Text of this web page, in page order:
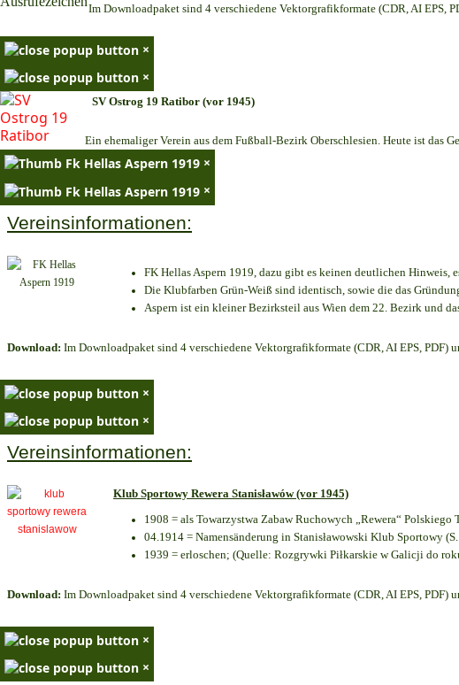
Im Downloadpaket sind 4 verschiedene Vektorgrafikformate (CDR, AI EPS,
×
×
SV Ostrog 19 Ratibor (vor 1945)
Ein ehemaliger Verein aus dem Fußball-Bezirk Oberschlesien. Heute ist das
×
×
Vereinsinformationen:
FK Hellas Aspern 1919, dazu gibt es keinen deutlichen Hinweis,
Die Klubfarben Grün-Weiß sind identisch, sowie die das
Aspern ist ein kleiner Bezirksteil aus Wien dem 22. Bezirk und
Download: Im Downloadpaket sind 4 verschiedene Vektorgrafikformate (CDR, AI EPS, PDF)
×
×
Vereinsinformationen:
Klub Sportowy Rewera Stanisławów (vor 1945)
1908 = als Towarzystwa Zabaw Ruchowych „Rewera“
04.1914 = Namensänderung in Stanisławowski Klub Sportowy
1939 = erloschen; (Quelle: Rozgrywki Piłkarskie w Galicji do
Download: Im Downloadpaket sind 4 verschiedene Vektorgrafikformate (CDR, AI EPS, PDF)
×
×